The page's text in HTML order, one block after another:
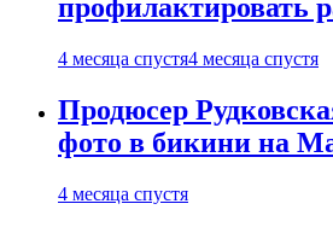
профилактировать
4 месяца спустя4 месяца спустя
Продюсер
фото в бикини на
4 месяца спустя